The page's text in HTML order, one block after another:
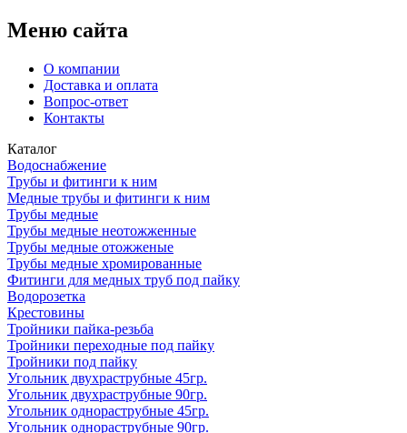
Меню сайта
О компании
Доставка и оплата
Вопрос-ответ
Контакты
Каталог
Водоснабжение
Трубы и фитинги к ним
Медные трубы и фитинги к ним
Трубы медные
Трубы медные неотожженные
Трубы медные отожженые
Трубы медные хромированные
Фитинги для медных труб под пайку
Водорозетка
Крестовины
Тройники пайка-резьба
Тройники переходные под пайку
Тройники под пайку
Угольник двухраструбные 45гр.
Угольник двухраструбные 90гр.
Угольник однораструбные 45гр.
Угольник однораструбные 90гр.